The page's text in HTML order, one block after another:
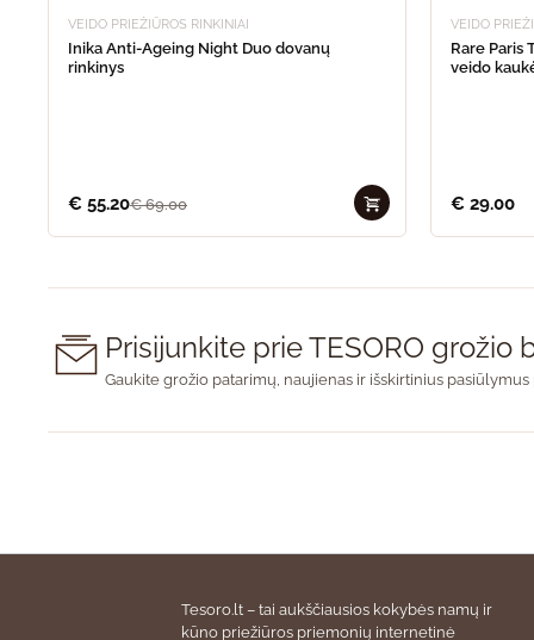
VEIDO PRIEŽIŪROS RINKINIAI
Inika Anti-Ageing Night Duo dovanų
rinkinys
€ 55.20€69.00
VEIDO
Rare Paris Trésor Solaire box raminanti
veido
€ 29.00
Prisijunkite prie TESORO grožio
Gaukite grožio patarimų, naujienas ir išskirtinius pasiūlymus
Tesoro.lt – tai aukščiausios kokybės namų ir
kūno priežiūros priemonių internetinė